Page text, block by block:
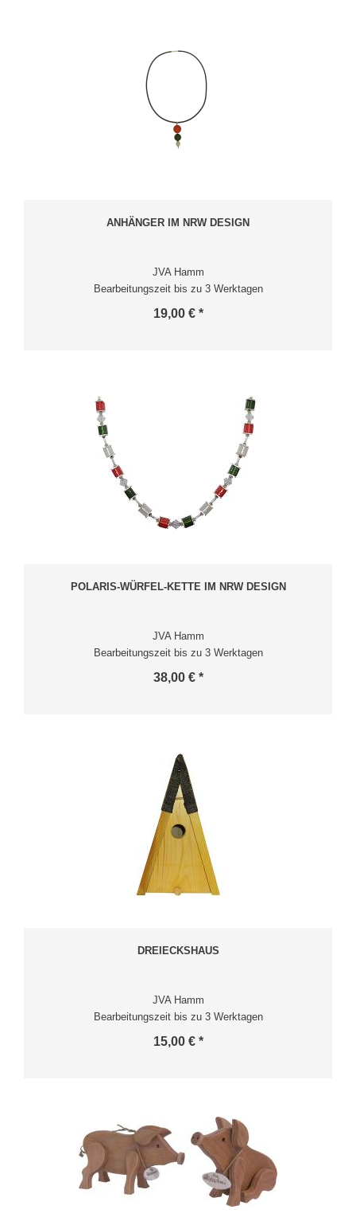
ANHÄNGER IM NRW DESIGN
JVA Hamm
Bearbeitungszeit bis zu 3 Werktagen
19,00 € *
POLARIS-WÜRFEL-KETTE IM NRW DESIGN
JVA Hamm
Bearbeitungszeit bis zu 3 Werktagen
38,00 € *
DREIECKSHAUS
JVA Hamm
Bearbeitungszeit bis zu 3 Werktagen
15,00 € *